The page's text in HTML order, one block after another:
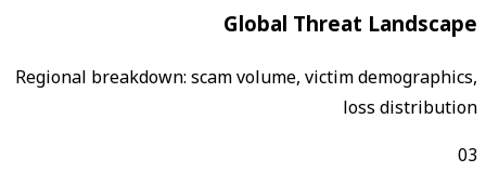
Global Threat Landscape
Regional breakdown: scam volume, victim demographics,
loss distribution
03